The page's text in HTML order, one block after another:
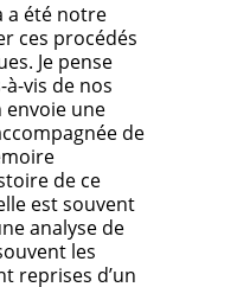
a été notre
ces procédés
Je pense
vis de nos
une
de
de ce
est souvent
analyse de
les
reprises d’un